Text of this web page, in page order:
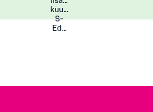
kuukauden
S-
Eduista